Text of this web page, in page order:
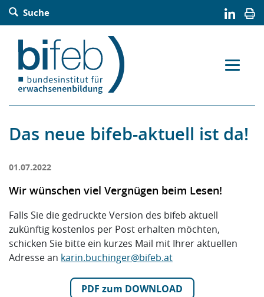
Barrierefreie Bedienung der Webseite:
Zur Navigation springen
Zur Suche springen
Zum Inhalt springen
Zur Sitemap springen
Zum Kontakt springen
Suche
Das neue bifeb-aktuell ist da!
01.07.2022
Wir wünschen viel Vergnügen beim Lesen!
Falls Sie die gedruckte Version des bifeb aktuell
zukünftig kostenlos per Post erhalten möchten,
schicken Sie bitte ein kurzes Mail mit Ihrer aktuellen
Adresse an karin.buchinger@bifeb.at
PDF zum DOWNLOAD